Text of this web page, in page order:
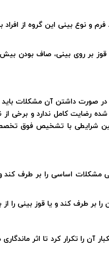
و نوع بینی این گروه از
بر روی بینی، صاف بودن بیش
و در صورت داشتن آن مشکلات
رضایت کامل ندارد و برخی از
شرایطی با تشخیص فوق
اساسی را بر طرف کند و
بر طرف کند و یا قوز بینی را از
ژل در بسیاری از موارد ماندگاری بالایی ندارد، بنابراین برای حفظ ساختار بینی مطلوب باید هر 6 تا 12 ماه یکبار